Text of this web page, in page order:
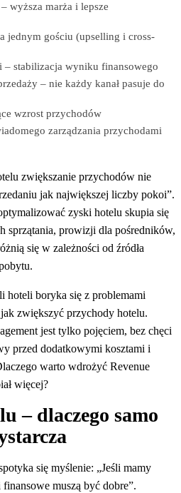
wyższa marża i lepsze
jednym gościu (upselling i cross-
– stabilizacja wyniku finansowego
– nie każdy kanał pasuje do
wzrost przychodów
zarządzania przychodami
zwiększanie przychodów nie
jak największej liczby pokoi”.
zyski hotelu skupia się
sprzątania, prowizji dla pośredników,
się w zależności od źródła
hoteli boryka się z problemami
zwiększyć przychody hotelu.
jest tylko pojęciem, bez chęci
przed dodatkowymi kosztami i
warto wdrożyć Revenue
więcej?
– dlaczego samo
się myślenie: „Jeśli mamy
muszą być dobre”.